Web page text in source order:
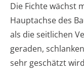
Die Fichte wächst
Hauptachse des
als die seitlichen
geraden,
sehr geschätzt